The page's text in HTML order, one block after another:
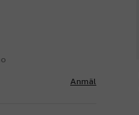
Anmäl